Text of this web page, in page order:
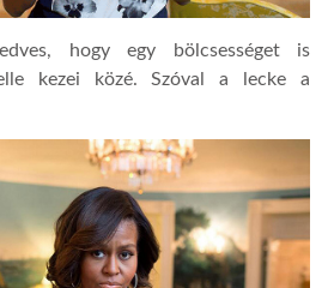
hogy egy bölcsességet is
kezei közé. Szóval a lecke a